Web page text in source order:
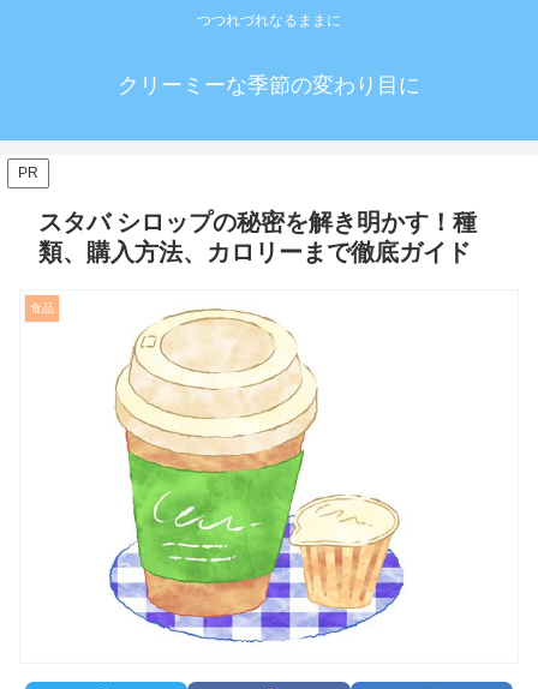
つつれづれなるままに
クリーミーな季節の変わり目に
PR
スタバ シロップの秘密を解き明かす！種
類、購入方法、カロリーまで徹底ガイド
食品